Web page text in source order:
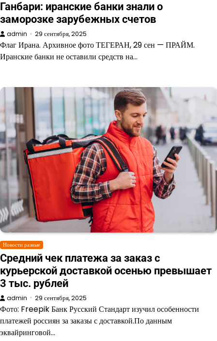
Ганбари: иранские банки знали о
заморозке зарубежных счетов
admin 29 сентября, 2025
Флаг Ирана. Архивное фото ТЕГЕРАН, 29 сен — ПРАЙМ.
Иранские банки не оставили средств на…
Новости разные
Cредний чек платежа за заказ с
курьерской доставкой осенью превышает
3 тыс. рублей
admin 29 сентября, 2025
Фото: Freepik Банк Русский Стандарт изучил особенности
платежей россиян за заказы с доставкой.По данным
эквайринговой…